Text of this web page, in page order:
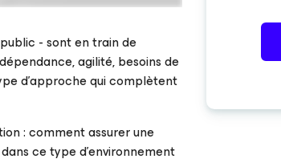
- sont en train de
agilité, besoins de
d’approche qui complètent
: comment assurer une
ce type d’environnement